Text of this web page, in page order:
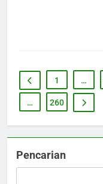
1 …
… 260
Pencarian